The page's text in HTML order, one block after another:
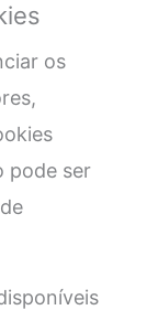
os
pode ser